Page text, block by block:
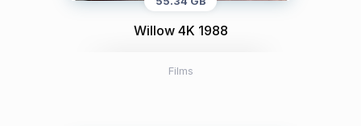
Willow 4K 1988
Films